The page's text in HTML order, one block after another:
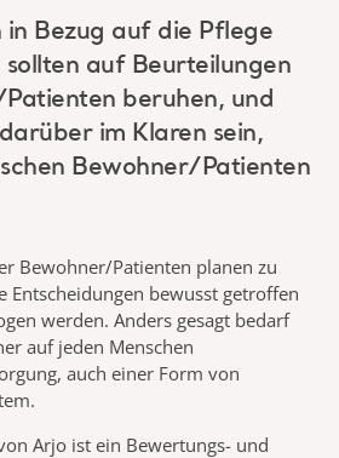
in Bezug auf die Pflege
sollten auf Beurteilungen
beruhen, und
im Klaren sein,
Bewohner/Patienten
Bewohner/Patienten planen zu
Entscheidungen bewusst getroffen
werden. Anders gesagt bedarf
auf jeden Menschen
auch einer Form von
Arjo ist ein Bewertungs- und